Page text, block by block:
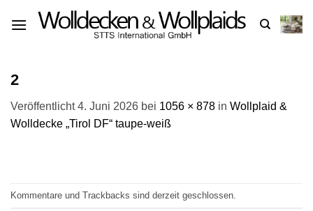
Inhalt
2
Veröffentlicht4. Juni 2026 bei 1056 × 878 in Wollplaid &
Wolldecke „Tirol DF“ taupe-weiß
Kommentare und Trackbacks sind derzeit geschlossen.